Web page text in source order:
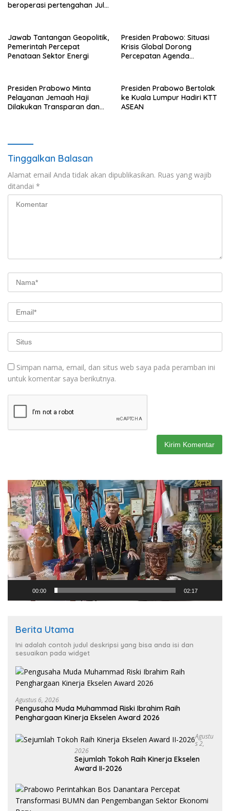
beroperasi pertengahan Juli
Jawab Tantangan Geopolitik,
Pemerintah Percepat
Penataan Sektor Energi
Presiden Prabowo: Situasi
Krisis Global Dorong
Percepatan Agenda
Presiden Prabowo Minta
Pelayanan Jemaah Haji
Dilakukan Transparan dan
Presiden Prabowo Bertolak
ke Kuala Lumpur Hadiri KTT
ASEAN
Tinggalkan Balasan
Alamat email Anda tidak akan dipublikasikan. Ruas yang wajib
ditandai *
Simpan nama, email, dan situs web saya pada peramban ini
untuk komentar saya berikutnya.
Pemutar
Video
00:00 02:17
Berita Utama
Ini adalah contoh judul deskripsi yang bisa anda isi dan
sesuaikan pada widget
Agustus 6, 2026
Pengusaha Muda Muhammad Riski Ibrahim Raih
Penghargaan Kinerja Ekselen Award 2026
Agustu
S 2,
2026
Sejumlah Tokoh Raih Kinerja Ekselen
Award II-2026